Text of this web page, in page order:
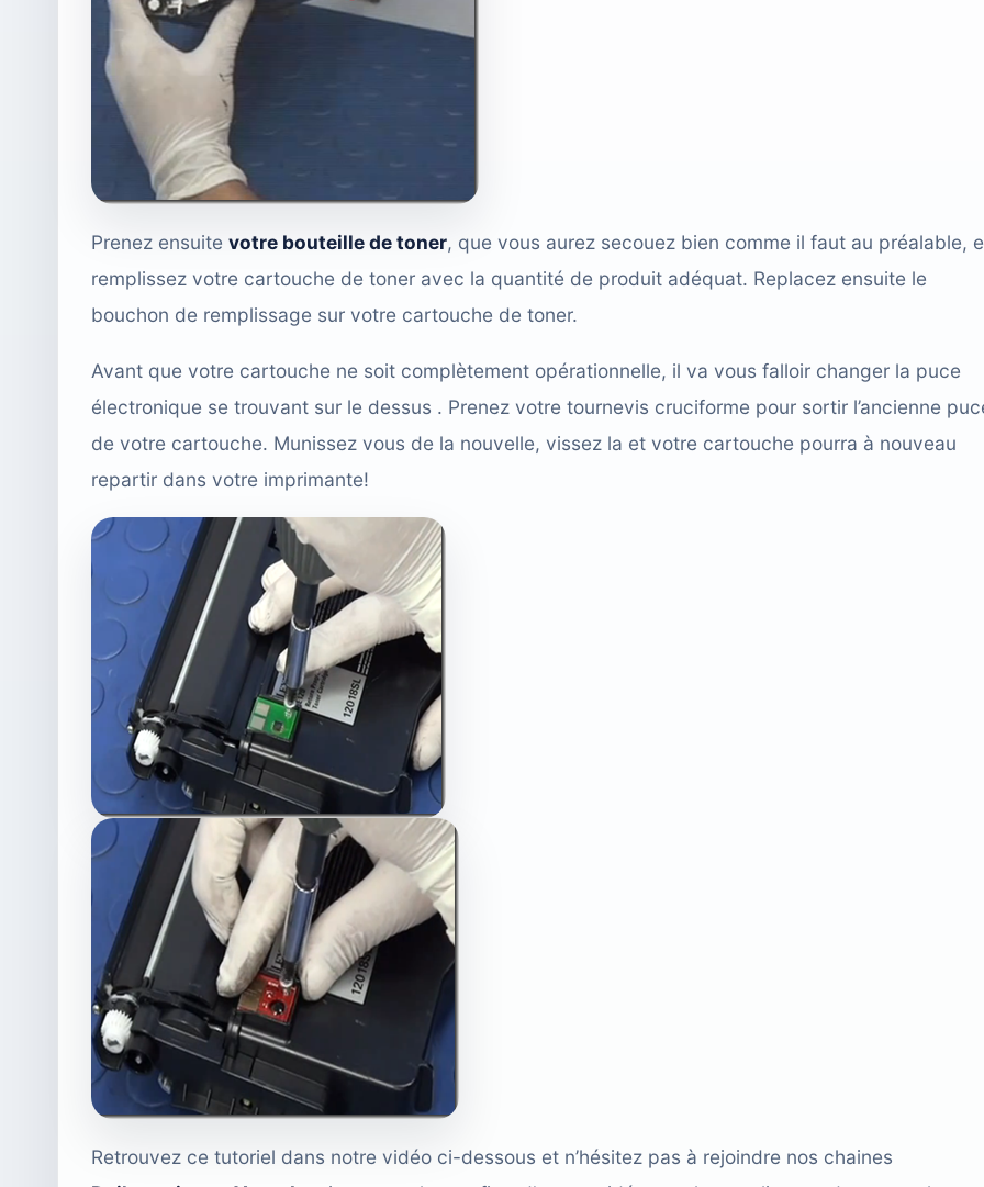
Prenez ensuite votre bouteille de toner, que vous aurez secouez bien comme il faut au préalable,
remplissez votre cartouche de toner avec la quantité de produit adéquat. Replacez ensuite le
bouchon de remplissage sur votre cartouche de toner.
Avant que votre cartouche ne soit complètement opérationnelle, il va vous falloir changer la puce
électronique se trouvant sur le dessus . Prenez votre tournevis cruciforme pour sortir l’ancienne
de votre cartouche. Munissez vous de la nouvelle, vissez la et votre cartouche pourra à nouveau
repartir dans votre imprimante!
Retrouvez ce tutoriel dans notre vidéo ci-dessous et n’hésitez pas à rejoindre nos chaines